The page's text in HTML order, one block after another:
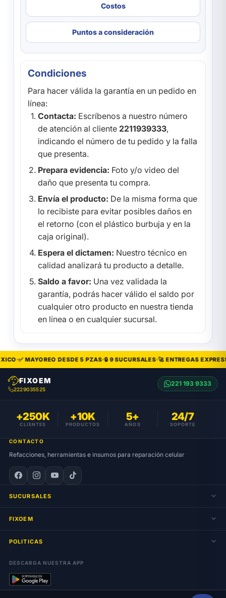
Costos
Puntos a consideración
Condiciones
Para hacer válida la garantía en un pedido en
línea:
Contacta: Escríbenos a nuestro número
de atención al cliente 2211939333,
indicando el número de tu pedido y la falla
que presenta.
Prepara evidencia: Foto y/o video del
daño que presenta tu compra.
Envía el producto: De la misma forma que
lo recibiste para evitar posibles daños en
el retorno (con el plástico burbuja y en la
caja original).
Espera el dictamen: Nuestro técnico en
calidad analizará tu producto a detalle.
Saldo a favor: Una vez validada la
garantía, podrás hacer válido el saldo por
cualquier otro producto en nuestra tienda
en línea o en cualquier sucursal.
✅ MAYOREO DESDE 5 PZAS 🔒 9 SUCURSALES 🚀 ENTREGAS EXPRESS
FIXOEM
2229035525
221 193 9333
+250K
CLIENTES
+10K
PRODUCTOS
5+
AÑOS
24/7
SOPORTE
CONTACTO
Refacciones, herramientas e insumos para reparación celular
SUCURSALES
FIXOEM
POLITICAS
DESCARGA NUESTRA APP